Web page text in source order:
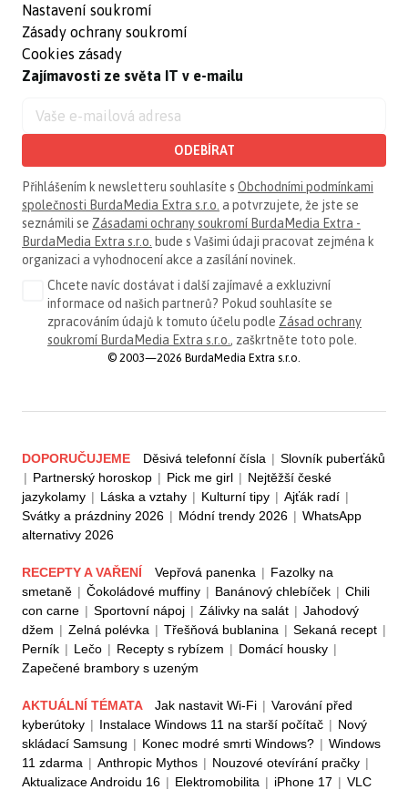
Nastavení soukromí
Zásady ochrany soukromí
Cookies zásady
Zajímavosti ze světa IT v e-mailu
ODEBÍRAT
Přihlášením k newsletteru souhlasíte s Obchodními podmínkami
společnosti BurdaMedia Extra s.r.o. a potvrzujete, že jste se
seznámili se Zásadami ochrany soukromí BurdaMedia Extra -
BurdaMedia Extra s.r.o. bude s Vašimi údaji pracovat zejména k
organizaci a vyhodnocení akce a zasílání novinek.
Chcete navíc dostávat i další zajímavé a exkluzivní
informace od našich partnerů? Pokud souhlasíte se
zpracováním údajů k tomuto účelu podle Zásad ochrany
soukromí BurdaMedia Extra s.r.o. , zaškrtněte toto pole.
© 2003—2026 BurdaMedia Extra s.r.o.
DOPORUČUJEME Děsivá telefonní čísla | Slovník puberťáků
| Partnerský horoskop | Pick me girl | Nejtěžší české
jazykolamy | Láska a vztahy | Kulturní tipy | Ajťák radí |
Svátky a prázdniny 2026 | Módní trendy 2026 | WhatsApp
alternativy 2026
RECEPTY A VAŘENÍ Vepřová panenka | Fazolky na
smetaně | Čokoládové muffiny | Banánový chlebíček | Chili
con carne | Sportovní nápoj | Zálivky na salát | Jahodový
džem | Zelná polévka | Třešňová bublanina | Sekaná recept |
Perník | Lečo | Recepty s rybízem | Domácí housky |
Zapečené brambory s uzeným
AKTUÁLNÍ TÉMATA Jak nastavit Wi-Fi | Varování před
kyberútoky | Instalace Windows 11 na starší počítač | Nový
skládací Samsung | Konec modré smrti Windows? | Windows
11 zdarma | Anthropic Mythos | Nouzové otevírání pračky |
Aktualizace Androidu 16 | Elektromobilita | iPhone 17 | VLC